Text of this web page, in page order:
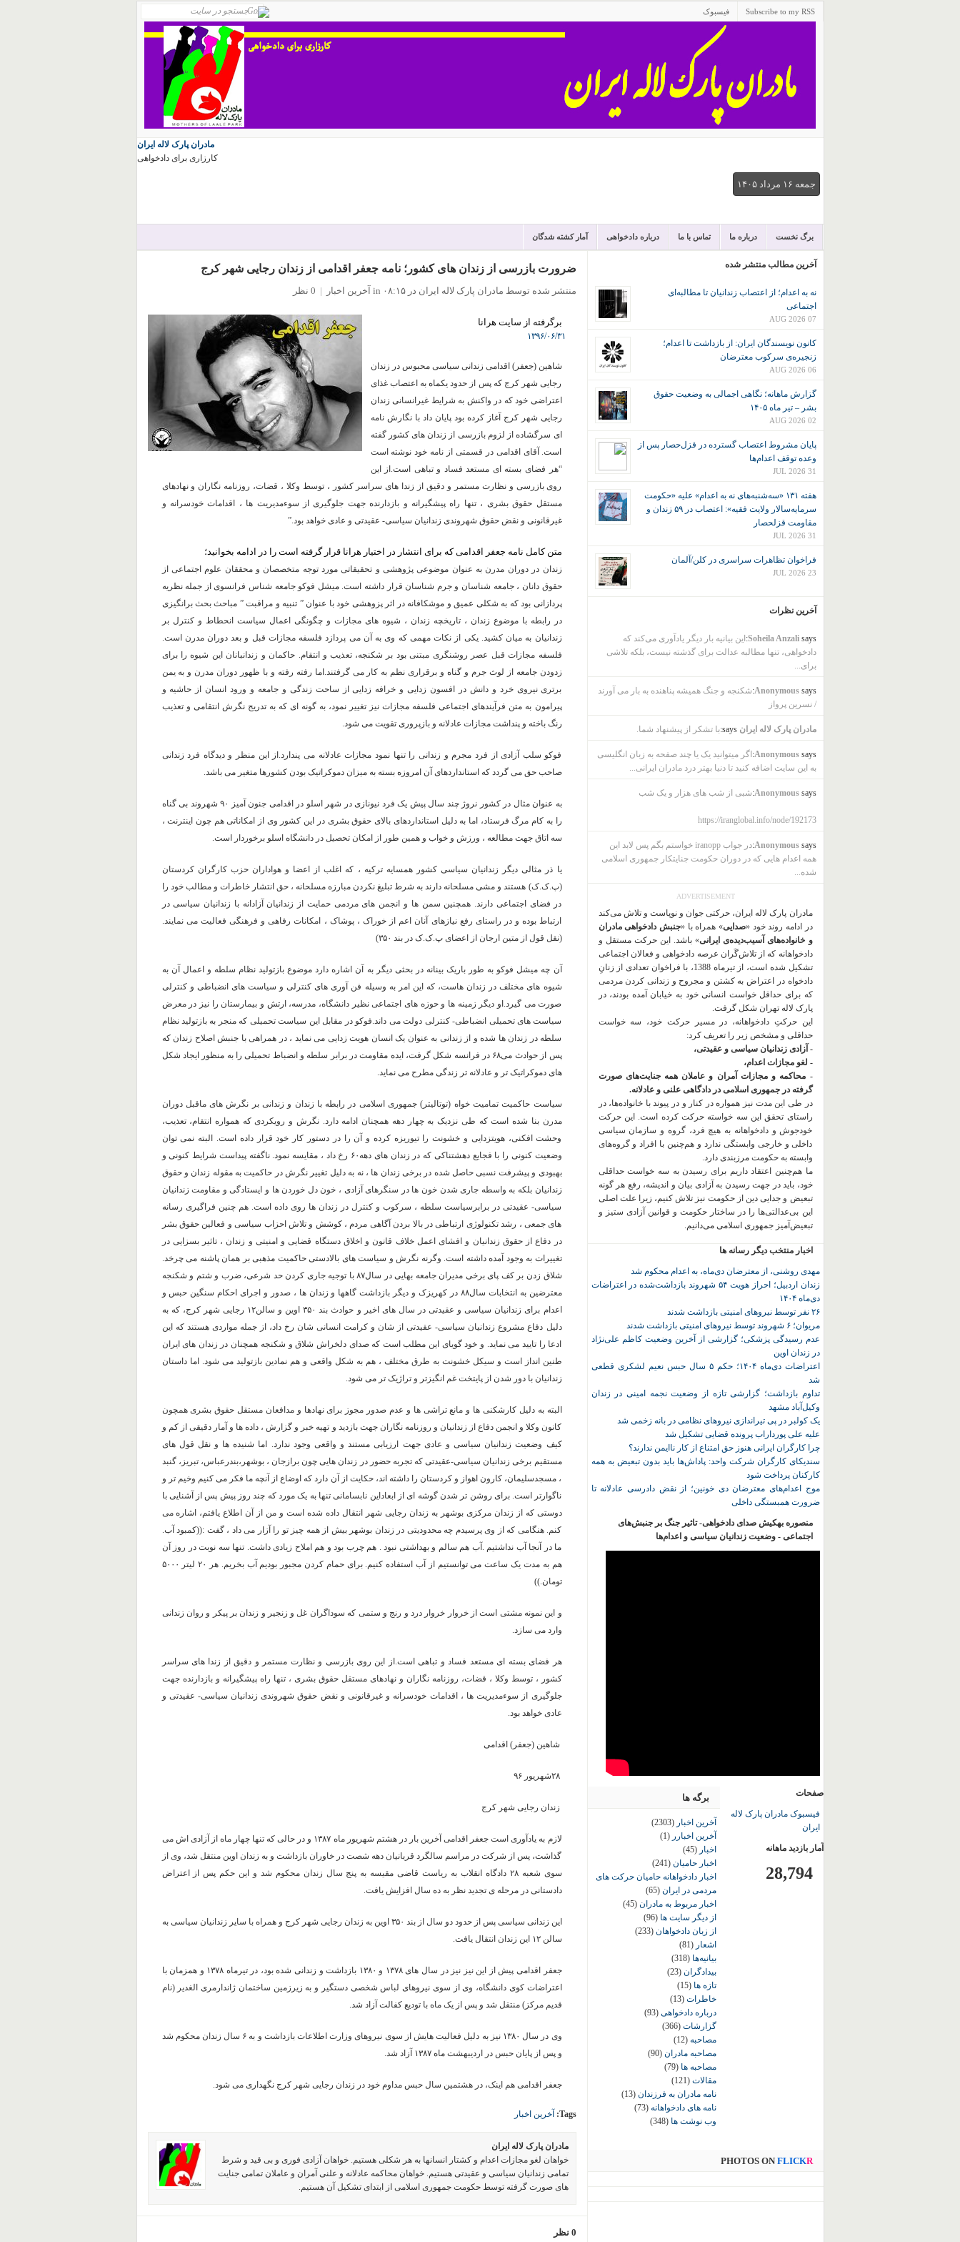
Subscribe to my RSS فیسبوک
مادران پارک لاله ایران
کارزاری برای دادخواهی
جمعه ۱۶ مرداد ۱۴۰۵
برگ نخست درباره ما تماس با ما درباره دادخواهی آمار کشته شدگان
ضرورت بازرسی از زندان های کشور؛ نامه جعفر اقدامی از زندان رجایی شهر کرج
منتشر شده توسط مادران پارک لاله ایران در ۰۸:۱۵ in آخرین اخبار | 0 نظر
برگرفته از سایت هرانا
۱۳۹۶/۰۶/۳۱
شاهین (جعفر) اقدامی زندانی سیاسی محبوس در زندان
رجایی شهر کرج که پس از حدود یکماه به اعتصاب غذای
اعتراضی خود که در واکنش به شرایط غیرانسانی زندان
رجایی شهر کرج آغاز کرده بود پایان داد با نگارش نامه
ای سرگشاده از لزوم بازرسی از زندان های کشور گفته
است. آقای اقدامی در قسمتی از نامه خود نوشته است
“هر فضای بسته ای مستعد فساد و تباهی است.از این
روی بازرسی و نظارت مستمر و دقیق از زندا های سراسر کشور ، توسط وکلا ، قضات، روزنامه نگاران و نهادهای
مستقل حقوق بشری ، تنها راه پیشگیرانه و بازدارنده جهت جلوگیری از سوءمدیریت ها ، اقدامات خودسرانه و
غیرقانونی و نقض حقوق شهروندی زندانیان سیاسی- عقیدتی و عادی خواهد بود.”
متن کامل نامه جعفر اقدامی که برای انتشار در اختیار هرانا قرار گرفته است را در ادامه بخوانید؛
زندان در دوران مدرن به عنوان موضوعی پژوهشی و تحقیقاتی مورد توجه متخصصان و محققان علوم اجتماعی از
حقوق دانان ، جامعه شناسان و جرم شناسان قرار داشته است. میشل فوکو جامعه شناس فرانسوی از جمله نظریه
پردازانی بود که به شکلی عمیق و موشکافانه در اثر پزوهشی خود با عنوان ” تنبیه و مراقبت ” مباحث بحث برانگیزی
در رابطه با موضوع زندان ، تاریخچه زندان ، شیوه های مجازات و چگونگی اعمال سیاست انحطاط و کنترل بر
زندانیان به میان کشید. یکی از نکات مهمی که وی به آن می پردازد فلسفه مجازات قبل و بعد دوران مدرن است.
فلسفه مجازات قبل عصر روشنگری مبتنی بود بر شکنجه، تعذیب و انتقام. حاکمان و زندانبانان این شیوه را برای
زدودن جامعه از لوث جرم و گناه و برقراری نظم به کار می گرفتند.اما رفته رفته و با ظهور دوران مدرن و به یمن
برتری نیروی خرد و دانش در افسون زدایی و خرافه زدایی از ساحت زندگی و جامعه و ورود انسان از حاشیه و
پیرامون به متن فرآیندهای اجتماعی فلسفه مجازات نیز تغییر نمود، به گونه ای که به تدریج نگرش انتقامی و تعذیب
رنگ باخته و پنداشت مجازات عادلانه و بازپروری تقویت می شود.
فوکو سلب آزادی از فرد مجرم و زندانی را تنها نمود مجازات عادلانه می پندارد.از این منظر و دیدگاه فرد زندانی
صاحب حق می گردد که استانداردهای آن امروزه بسته به میزان دموکراتیک بودن کشورها متغیر می باشد.
به عنوان مثال در کشور نروژ چند سال پیش یک فرد نیونازی در شهر اسلو در اقدامی جنون آمیز ۹۰ شهروند بی گناه
را به کام مرگ فرستاد، اما به دلیل استانداردهای بالای حقوق بشری در این کشور وی از امکاناتی هم چون اینترنت ،
سه اتاق جهت مطالعه ، ورزش و خواب و همین طور از امکان تحصیل در دانشگاه اسلو برخوردار است.
یا ذر مثالی دیگر زندانیان سیاسی کشور همسایه ترکیه ، که اغلب از اعضا و هواداران حزب کارگران کردستان
(پ.ک.ک) هستند و مشی مسلحانه دارند به شرط تبلیغ نکردن مبارزه مسلحانه ، حق انتشار خاطرات و مطالب خود را
در فضای اجتماعی دارند. همچنین سمن ها و انجمن های مردمی حمایت از زندانیان آزادانه با زندانیان سیاسی در
ارتباط بوده و در راستای رفع نیازهای آنان اعم از خوراک ، پوشاک ، امکانات رفاهی و فرهنگی فعالیت می نمایند.
(نقل قول از متین ارجان از اعضای پ.ک.ک در بند ۳۵۰)
آن چه میشل فوکو به طور باریک بینانه در بحثی دیگر به آن اشاره دارد موضوع بازتولید نظام سلطه و اعمال آن به
شیوه های مختلف در زندان هاست، که این امر به وسیله فن آوری های کنترلی و سیاست های انضباطی و کنترلی
صورت می گیرد.او دیگر زمینه ها و حوزه های اجتماعی نظیر دانشگاه، مدرسه، ارتش و بیمارستان را نیز در معرض
سیاست های تحمیلی انضباطی- کنترلی دولت می داند.فوکو در مقابل این سیاست تحمیلی که منجر به بازتولید نظام
سلطه در زندان ها شده و از زندانی به عنوان یک انسان هویت زدایی می نماید ، در همراهی با جنبش اصلاح زندان که
پس از حوادث می۶۸ در فرانسه شکل گرفت، ایده مقاومت در برابر سلطه و انضباط تحمیلی را به منظور ایجاد شکل
های دموکراتیک تر و عادلانه تر زندگی مطرح می نماید.
سیاست حاکمیت تمامیت خواه (توتالیتر) جمهوری اسلامی در رابطه با زندان و زندانی بر نگرش های ماقبل دوران
مدرن بنا شده است که طی نزدیک به چهار دهه همچنان ادامه دارد. نگرش و رویکردی که همواره انتقام، تعذیب،
وحشت افکنی، هویتزدایی و خشونت را تیوریزه کرده و آن را در دستور کار خود قرار داده است. البته نمی توان
وضعیت کنونی را با فجایع دهشتناکی که در زندان های دهه۶۰ رخ داد ، مقایسه نمود. ناگفته پیداست شرایط کنونی و
بهبودی و پیشرفت نسبی حاصل شده در برخی زندان ها ، نه به دلیل تغییر نگرش در حاکمیت به مقوله زندان و حقوق
زندانیان بلکه به واسطه جاری شدن خون ها در سنگرهای آزادی ، خون دل خوردن ها و ایستادگی و مقاومت زندانیان
سیاسی- عقیدتی در برابرسیاست سلطه ، سرکوب و کنترل در زندان ها روی داده است. هم چنین فراگیری رسانه
های جمعی ، رشد تکنولوژی ارتباطی در بالا بردن آگاهی مردم ، کوشش و تلاش احزاب سیاسی و فعالین حقوق بشر
در دفاع از حقوق زندانیان و افشای اعمل خلاف قانون و اخلاق دستگاه قضایی و امنیتی و زندان ، تاثیر بسزایی در
تغییرات به وجود آمده داشته است. وگرنه نگرش و سیاست های بالادستی حاکمیت مذهبی بر همان پاشنه می چرخد.
شلاق زدن بر کف پای برخی مدیران جامعه بهایی در سال۸۷ با توجیه جاری کردن حد شرعی، ضرب و شتم و شکنجه
معترضین به انتخابات سال۸۸ در کهریزک و دیگر بازداشت گاهها و زندان ها ، صدور و اجرای احکام سنگین حبس و
اعدام برای زندانیان سیاسی و عقیدتی در سال های اخیر و حوادث بند ۳۵۰ اوین و سالن۱۲ رجایی شهر کرج، که به
دلیل دفاع مشروع زندانیان سیاسی- عقیدتی از شان و کرامت انسانی شان رخ داد، از جمله مواردی هستند که این
ادعا را تایید می نماید. و خود گویای این مطلب است که صدای دلخراش شلاق و شکنجه همچنان در زندان های ایران
طنین انداز است و سیکل خشونت به طرق مختلف ، هم به شکل واقعی و هم نمادین بازتولید می شود. اما داستان
زندانیان با دور شدن از پایتخت غم انگیزتر و تراژیک تر می شود.
البته به دلیل کارشکنی ها و مانع تراشی ها و عدم صدور مجوز برای نهادها و مدافعان مستقل حقوق بشری همچون
کانون وکلا و انجمن دفاع از زندانیان و روزنامه نگاران جهت بازدید و تهیه خبر و گزارش ، داده ها و آمار دقیقی از کم و
کیف وضعیت زندانیان سیاسی و عادی جهت ارزیابی مستند و واقعی وجود ندارد. اما شنیده ها و نقل قول های
مستقیم برخی زندانیان سیاسی-عقیدتی که تجربه حضور در زندان هایی چون برازجان ، بوشهر،بندرعباس، تبریز، گنبد
، مسجدسلیمان، کارون اهواز و کردستان را داشته اند، حکایت از آن دارد که اوضاع از آنچه ما فکر می کنیم وخیم تر و
ناگوارتر است. برای روشن تر شدن گوشه ای از ابعاداین نابسامانی تنها به یک مورد که چند روز پیش پس از آشنایی با
دوستی که از زندان مرکزی بوشهر به زندان رجایی شهر انتقال داده شده است و من از آن اطلاع یافتم، اشاره می
کنم. هنگامی که از وی پرسیدم چه محدودیتی در زندان بوشهر بیش از همه چیز تو را آزار می داد ، گفت :((کمبود آب.
ما در آنجا آب نداشتیم .آب هم سالم و بهداشتی نبود . هم چرب بود و هم املاح زیادی داشت. تنها سه نوبت در روز آن
هم به مدت یک ساعت می توانستیم از آب استفاده کنیم. برای حمام کردن مجبور بودیم آب بخریم. هر ۲۰ لیتر ۵۰۰۰
تومان.))
و این نمونه مشتی است از خروار خروار درد و رنج و ستمی که سوداگران غل و زنجیر و زندان بر پیکر و روان زندانی
وارد می سازد.
هر فضای بسته ای مستعد فساد و تباهی است.از این روی بازرسی و نظارت مستمر و دقیق از زندا های سراسر
کشور ، توسط وکلا ، قضات، روزنامه نگاران و نهادهای مستقل حقوق بشری ، تنها راه پیشگیرانه و بازدارنده جهت
جلوگیری از سوءمدیریت ها ، اقدامات خودسرانه و غیرقانونی و نقض حقوق شهروندی زندانیان سیاسی- عقیدتی و
عادی خواهد بود.
شاهین (جعفر) اقدامی
۲۸شهریور ۹۶
زندان رجایی شهر کرج
لازم به یادآوری است جعفر اقدامی آخرین بار در هشتم شهریور ماه ۱۳۸۷ و در حالی که تنها چهار ماه از آزادی اش می
گذاشت، پس از شرکت در مراسم سالگرد قربانیان دهه شصت در خاوران بازداشت و به زندان اوین منتقل شد، وی از
سوی شعبه ۲۸ دادگاه انقلاب به ریاست قاضی مقیسه به پنج سال زندان محکوم شد و این حکم پس از اعتراض
دادستانی در مرحله ی تجدید نظر به ده سال افزایش یافت.
این زندانی سیاسی پس از حدود دو سال از بند ۳۵۰ اوین به زندان رجایی شهر کرج و همراه با سایر زندانیان سیاسی به
سالن ۱۲ این زندان انتقال یافت.
جعفر اقدامی پیش از این نیز نیز در سال های ۱۳۷۸ و ۱۳۸۰ بازداشت و زندانی شده بود، در تیرماه ۱۳۷۸ و همزمان با
اعتراضات کوی دانشگاه، وی از سوی نیروهای لباس شخصی دستگیر و به زیرزمین ساختمان ژاندارمری الغدیر (نام
قدیم مرکز) منتقل شد و پس از یک ماه با تودیع کفالت آزاد شد.
وی در سال ۱۳۸۰ نیز به دلیل فعالیت هایش از سوی نیروهای وزارت اطلاعات بازداشت و به ۶ سال زندان محکوم شد
و پس از پایان حبس در اردیبهشت ماه ۱۳۸۷ آزاد شد.
جعفر اقدامی هم اینک، در هشتمین سال حبس مداوم خود در زندان رجایی شهر کرج نگهداری می شود.
Tags: آخرین اخبار
مادران پارک لاله ایران
خواهان لغو مجازات اعدام و کشتار انسانها به هر شکلی هستیم. خواهان آزادی فوری و بی قید و شرط
تمامی زندانیان سیاسی و عقیدتی هستیم. خواهان محاکمه عادلانه و علنی آمران و عاملان تمامی جنایت
های صورت گرفته توسط حکومت جمهوری اسلامی از ابتدای تشکیل آن هستیم.
0 نظر
آخرین مطالب منتشر شده
نه به اعدام؛ از اعتصاب زندانیان تا مطالبه‌ای
اجتماعی
07 AUG 2026
کانون نويسندگان ايران: از بازداشت تا اعدام؛
زنجیره‌ی سرکوب معترضان
06 AUG 2026
گزارش ماهانه؛ نگاهی اجمالی به وضعیت حقوق
بشر – تیر ماه ۱۴۰۵
02 AUG 2026
پایان مشروط اعتصاب گسترده در قزل‌حصار پس از
وعده توقف اعدام‌ها
31 JUL 2026
هفته ۱۳۱ «سه‌شنبه‌های نه به اعدام» علیه «حکومت
سرمایه‌سالار ولایت فقیه»: اعتصاب در ۵۹ زندان و
مقاومت قزلحصار
31 JUL 2026
فراخوان تظاهرات سراسری در کلن/آلمان
23 JUL 2026
آخرین نظرات
Soheila Anzalisays:
این بیانیه بار دیگر یادآوری می‌کند که
دادخواهی، تنها مطالبه عدالت برای گذشته نیست، بلکه تلاشی
برای...
Anonymoussays:
شکنجه و جنگ همیشه پناهنده به بار می آورند
/ نسرین پرواز
مادران پارک لاله ایران says: با تشکر از پیشنهاد شما.
Anonymoussays:
اگر میتوانید یک یا چند صفحه به زبان انگلیسی
به این سایت اضافه کنید تا دنیا بهتر درد مادران ایرانی...
Anonymoussays: شبی از شب های هزار و یک شب
https://iranglobal.info/node/192173
Anonymoussays:
در جواب iranopp خواستم بگم پس لابد این
همه اعدام هایی که در دوران حکومت جنایتکار جمهوری اسلامی
شده...
ADVERTISEMENT
مادران پارک لاله ایران، حرکتی جوان و نوپاست و تلاش می‌کند
در ادامه روند خود «صدایی» همراه با «جنبش دادخواهی مادران
و خانواده‌های آسیب‌دیده‌ی ایرانی» باشد. این حرکت مستقل و
دادخواهانه که از تلاش‌گَران عرصه دادخواهی و فعالان اجتماعی
تشکیل شده است، از تیرماه 1388، با فراخوان تعدادی از زنانِ
دادخواه در اعتراض به کشتن و مجروح و زندانی کردن مردمی
که برای حداقل خواست انسانی خود به خیابان آمده بودند، در
پارک لاله تهران شکل گرفت.
این حرکتِ دادخواهانه، در مسیر حرکت خود، سه خواست
حداقلی و مشخص زیر را تعریف کرد:
- آزادی زندانیان سیاسی و عقیدتی،
- لغو مجازات اعدام،
- محاکمه و مجازات آمران و عاملان همه جنایت‌های صورت
گرفته در جمهوری اسلامی در دادگاهی علنی و عادلانه.
در طی این مدت نیز همواره در کنار و در پیوند با خانواده‌ها، در
راستای تحقق این سه خواسته حرکت کرده است. این حرکت
خودجوش و دادخواهانه به هیچ فرد، گروه و سازمان سیاسی
داخلی و خارجی وابستگی ندارد و هم‌چنین با افراد و گروه‌های
وابسته به حکومت مرزبندی دارد.
ما هم‌چنین اعتقاد داریم برای رسیدن به سه خواست حداقلی
خود، باید در جهت رسیدن به آزادی بیان و اندیشه، رفع هر گونه
تبعیض و جدایی دین از حکومت نیز تلاش کنیم، زیرا علت اصلی
این بی‌عدالتی‌ها را در ساختار حکومت و قوانین آزادی ستیز و
تبعیض‌آمیز جمهوری اسلامی می‌دانیم.
اخبار منتخب دیگر رسانه ها
مهدی روشنی، از معترضان دی‌ماه، به اعدام محکوم شد
زندان اردبیل؛ احراز هویت ۵۴ شهروند بازداشت‌شده در اعتراضات
دی‌ماه ۱۴۰۴
۲۶ نفر توسط نیروهای امنیتی بازداشت شدند
مریوان؛ ۶ شهروند توسط نیروهای امنیتی بازداشت شدند
عدم رسیدگی پزشکی؛ گزارشی از آخرین وضعیت کاظم علی‌نژاد
در زندان اوین
اعتراضات دی‌ماه ۱۴۰۴؛ حکم ۵ سال حبس نعیم لشکری قطعی
شد
تداوم بازداشت؛ گزارشی تازه از وضعیت نجمه امینی در زندان
وکیل‌آباد مشهد
یک کولبر در پی تیراندازی نیروهای نظامی در بانه زخمی شد
علیه علی پورداراب پرونده قضایی تشکیل شد
چرا کارگران ایرانی هنوز حق امتناع از کار ناایمن ندارند؟
سندیکای کارگران شرکت واحد: پاداش‌ها باید بدون تبعیض به همه
کارکنان پرداخت شود
موج اعدام‌های معترضان دی‌ خونین؛ از نقض دادرسی عادلانه تا
ضرورت همبستگی داخلی
منصوره بهکیش صدای دادخواهی- تاثیر جنگ بر جنبش‌های
اجتماعی - وضعیت زندانیان سیاسی و اعدام‌ها
برگه ها
آخرین اخبار (2303)
آخرین اخبارر (1)
اخبار (45)
اخبار حامیان (241)
اخبار دادخواهانه حامیان حرکت های
مردمی در ایران (65)
اخبار مربوط به مادران (45)
از دیگر سایت ها (96)
از زبان دادخواهان (233)
اشعار (81)
بیانیه‌ها (318)
بیدادگران (23)
تازه ها (15)
خاطرات (13)
درباره دادخواهی (93)
گزارشات (366)
مصاحبه (12)
مصاحبه مادران (90)
مصاحبه ها (79)
مقالات (121)
نامه مادران به فرزندان (13)
نامه های دادخواهانه (73)
وب نوشت ها (348)
صفحات
فیسبوک مادران پارک لاله
ایران
آمار بازدید ماهانه
28,794
PHOTOS ON FLICKR